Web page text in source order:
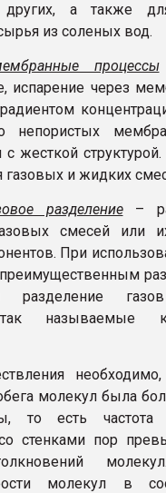
а также
из соленых вод.
процессы
испарение через
непористых
жесткой
газовых и жидких
разделение–
смесей или
При
газов
называемые
молекул была
то есть частота
стенками пор
молекул в